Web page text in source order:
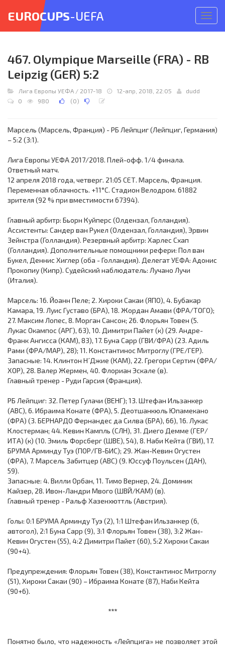
меню
EUROCUPS-UEFA
467. Olympique Marseille (FRA) - RB
Leipzig (GER) 5:2
Лига Европы УЕФА / 2017-18 12-апр, 2018, 22:05
dudd
0
980 (0)
Марсель (Марсель, Франция) - РБ Лейпциг (Лейпциг, Германия)
– 5:2 (3:1).
Лига Европы УЕФА 2017/2018. Плей-офф. 1/4 финала.
Ответный матч.
12 апреля 2018 года, четверг. 21:05 СЕТ. Марсель, Франция.
Переменная облачность. +11°C. Стадион Велодром. 61882
зрителя (92 % при вместимости 67394).
Главный арбитр: Бьорн Куйперс (Олдензал, Голландия).
Ассистенты: Сандер ван Рукел (Олдензал, Голландия), Эрвин
Зейнстра (Голландия). Резервный арбитр: Харлес Схап
(Голландия). Дополнительные помощники рефери: Пол ван
Букел, Деннис Хиглер (оба - Голландия). Делегат УЕФА: Адонис
Прокопиу (Кипр). Судейский наблюдатель: Лучано Лучи
(Италия).
Марсель: 16. Йоанн Пеле; 2. Хироки Сакаи (ЯПО), 4. Бубакар
Камара, 19. Луис Густаво (БРА), 18. Жордан Амави (ФРА/ТОГО);
27. Максим Лопес, 8. Морган Сансон; 26. Флорьян Товен (5.
Лукас Окампос (АРГ), 63), 10. Димитри Пайет (к) (29. Андре-
Франк Ангисса (КАМ), 83), 17. Буна Сарр (ГВИ/ФРА) (23. Адиль
Рами (ФРА/МАР), 28); 11. Константинос Митроглу (ГРЕ/ГЕР).
Запасные: 14. Клинтон Н´Джие (КАМ), 22. Грегори Сертич (ФРА/
ХОР), 28. Валер Жермен, 40. Флориан Эскале (в).
Главный тренер - Руди Гарсия (Франция).
РБ Лейпциг: 32. Петер Гулачи (ВЕНГ); 13. Штефан Ильзанкер
(АВС), 6. Ибраима Конате (ФРА), 5. Деотшанкюль Юпамекано
(ФРА) (3. БЕРНАРДО Фернандес да Силва (БРА), 66), 16. Лукас
Клостерман; 44. Кевин Кампль (СЛН), 31. Диего Демме (ГЕР/
ИТА) (к) (10. Эмиль Форсберг (ШВЕ), 54), 8. Наби Кейта (ГВИ), 17.
БРУМА Арминду Туэ (ПОР/ГВ-БИС); 29. Жан-Кевин Огустен
(ФРА), 7. Марсель Забитцер (АВС) (9. Юссуф Поульсен (ДАН),
59).
Запасные: 4. Вилли Орбан, 11. Тимо Вернер, 24. Доминик
Кайзер, 28. Ивон-Ландри Мвого (ШВЙ/КАМ) (в).
Главный тренер - Ральф Хазенхюттль (Австрия).
Голы: 0:1 БРУМА Арминду Туэ (2), 1:1 Штефан Ильзанкер (6,
автогол), 2:1 Буна Сарр (9), 3:1 Флорьян Товен (38), 3:2 Жан-
Кевин Огустен (55), 4:2 Димитри Пайет (60), 5:2 Хироки Сакаи
(90+4).
Предупреждения: Флорьян Товен (38), Константинос Митроглу
(51), Хироки Сакаи (90) – Ибраима Конате (87), Наби Кейта
(90+6).
***
Понятно было, что надежность «Лейпцига» не позволяет этой